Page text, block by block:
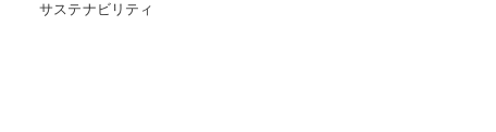
サステナビリティ